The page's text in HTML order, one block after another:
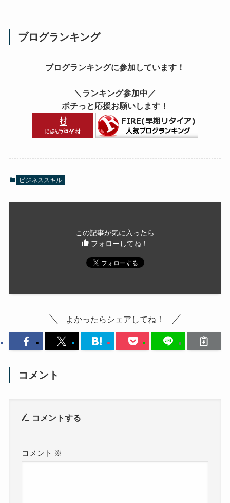
ブログランキング
ブログランキングに参加しています！
＼ランキング参加中／
ポチっと応援お願いします！
ビジネススキル
この記事が気に入ったら
フォローしてね！
よかったらシェアしてね！
コメント
コメントする
コメント ※